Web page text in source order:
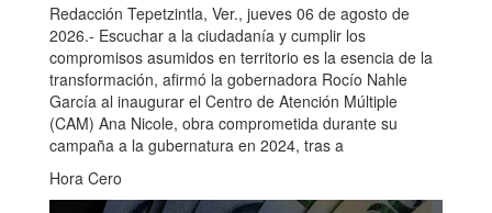
Redacción Tepetzintla, Ver., jueves 06 de agosto de
2026.- Escuchar a la ciudadanía y cumplir los
compromisos asumidos en territorio es la esencia de la
transformación, afirmó la gobernadora Rocío Nahle
García al inaugurar el Centro de Atención Múltiple
(CAM) Ana Nicole, obra comprometida durante su
campaña a la gubernatura en 2024, tras a
Hora Cero